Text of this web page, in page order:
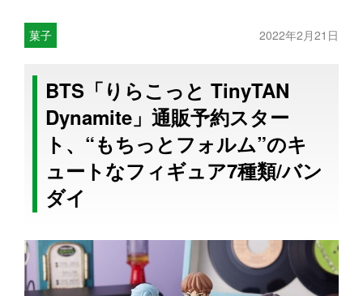
菓子 2022年2月21日
BTS「りらこっと TinyTAN
Dynamite」通販予約スター
ト、“もちっとフォルム”のキ
ュートなフィギュア7種類/バン
ダイ